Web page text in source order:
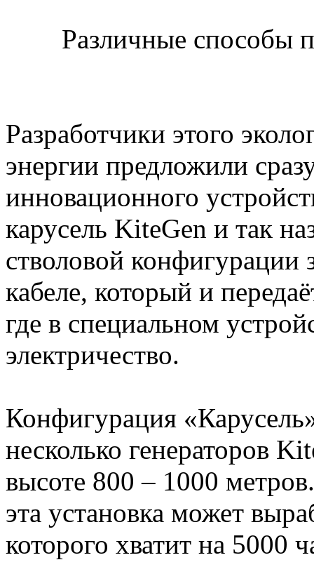
Различные способы
Разработчики этого
энергии предложили
инновационного
карусель KiteGen и так
стволовой конфигурации
кабеле, который и
где в специальном
электричество.
Конфигурация
несколько генераторов
высоте 800 – 1000
эта установка может
которого хватит на 5000